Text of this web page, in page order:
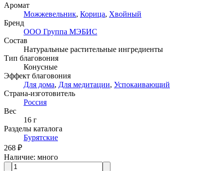
Аромат
Можжевельник, Корица, Хвойный
Бренд
ООО Группа МЭБИС
Состав
Натуральные растительные ингредиенты
Тип благовония
Конусные
Эффект благовония
Для дома, Для медитации, Успокаивающий
Страна-изготовитель
Россия
Вес
16 г
Разделы каталога
Бурятские
268 ₽
Наличие: много